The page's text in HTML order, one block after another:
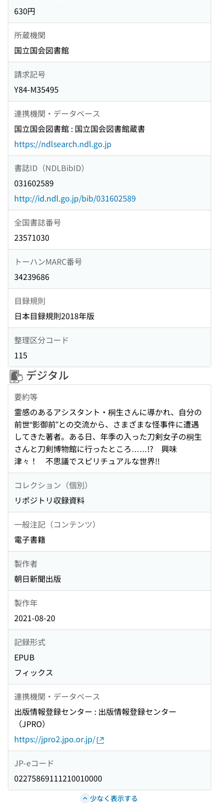
630円
所蔵機関
国立国会図書館
請求記号
Y84-M35495
連携機関・データベース
国立国会図書館 : 国立国会図書館蔵書
https://ndlsearch.ndl.go.jp
書誌ID（NDLBibID）
031602589
http://id.ndl.go.jp/bib/031602589
全国書誌番号
23571030
トーハンMARC番号
34239686
目録規則
日本目録規則2018年版
整理区分コード
115
デジタル
要約等
霊感のあるアシスタント・桐生さんに導かれ、自分の
前世“影御前”との交流から、さまざまな怪事件に遭遇
してきた著者。ある日、年季の入った刀剣女子の桐生
さんと刀剣博物館に行ったところ……!? 興味
津々！ 不思議でスピリチュアルな世界!!
コレクション（個別）
リポジトリ収録資料
一般注記（コンテンツ）
電子書籍
製作者
朝日新聞出版
製作年
2021-08-20
記録形式
EPUB
フィックス
連携機関・データベース
出版情報登録センター : 出版情報登録センター
（JPRO）
https://jpro2.jpo.or.jp/
JP-eコード
02275869111210010000
少なく表示する